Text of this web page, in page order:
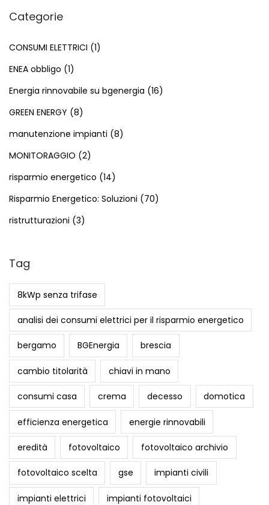
o
o
s
c
c
e
i
v
o
o
t
a
o
:
n
v
i
e
a
u
t
l
n
c
p
:
Categorie
CONSUMI ELETTRICI (1)
ENEA obbligo (1)
Energia rinnovabile su bgenergia (16)
GREEN ENERGY (8)
manutenzione impianti (8)
MONITORAGGIO (2)
risparmio energetico (14)
Risparmio Energetico: Soluzioni (70)
ristrutturazioni (3)
Tag
8kWp senza trifase
analisi dei consumi elettrici per il risparmio energetico
bergamo BGEnergia brescia
cambio titolarità chiavi in mano
consumi casa crema decesso domotica
efficienza energetica energie rinnovabili
eredità fotovoltaico fotovoltaico archivio
fotovoltaico scelta gse impianti civili
impianti elettrici impianti fotovoltaici